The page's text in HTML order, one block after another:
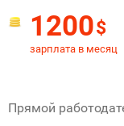
1200$
зарплата в месяц
Прямой